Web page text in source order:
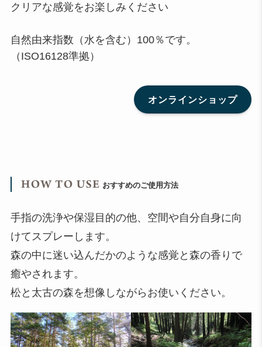
クリアな感覚をお楽しみください
自然由来指数（水を含む）100％です。
（ISO16128準拠）
オンラインショップ
おすすめのご使用方法
手指の洗浄や保湿目的の他、空間や自分自身に向
けてスプレーします。
森の中に迷い込んだかのような感覚と森の香りで
癒やされます。
松と太古の森を想像しながらお使いください。